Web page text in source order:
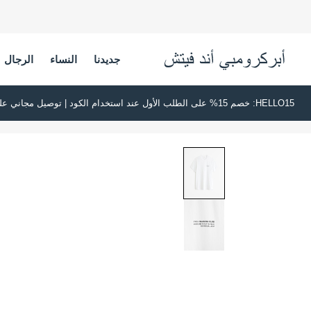
جديدنا النساء الرجال
HELLO15: خصم 15% على الطلب الأول عند استخدام الكود | توصيل مجاني على جميع الطلبات بقيمة 500 ريال سعودي أو أكثر | اشترِ الآن وادفع لاحقًا عبر تابي وتمارا